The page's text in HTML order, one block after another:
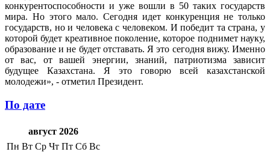
конкурентоспособности и уже вошли в 50 таких государств
мира. Но этого мало. Сегодня идет конкуренция не только
государств, но и человека с человеком. И победит та страна, у
которой будет креативное поколение, которое поднимет науку,
образование и не будет отставать. Я это сегодня вижу. Именно
от вас, от вашей энергии, знаний, патриотизма зависит
будущее Казахстана. Я это говорю всей казахстанской
молодежи», - отметил Президент.
По дате
август 2026
Пн Вт Ср Чт Пт Сб Вс